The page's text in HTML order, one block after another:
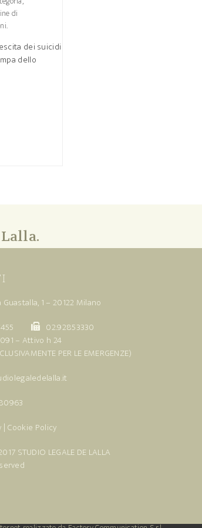
di
dei suicidi
dello
Guastalla, 1 – 20122 Milano
02.92853330
– Attivo h 24
PER LE EMERGENZE)
| Cookie Policy
STUDIO LEGALE DE LALLA